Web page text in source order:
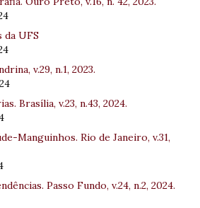
da UFS
v.29, n.1, 2023.
Brasília, v.23, n.43, 2024.
Manguinhos. Rio de Janeiro, v.31,
Passo Fundo, v.24, n.2, 2024.